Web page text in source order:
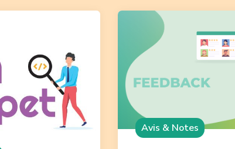
Avis & Notes